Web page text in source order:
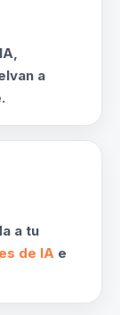
a
a tu
de IA e